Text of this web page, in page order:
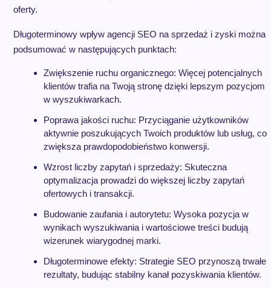
oferty.
Długoterminowy wpływ agencji SEO na sprzedaż i zyski można
podsumować w następujących punktach:
Zwiększenie ruchu organicznego: Więcej potencjalnych
klientów trafia na Twoją stronę dzięki lepszym pozycjom
w wyszukiwarkach.
Poprawa jakości ruchu: Przyciąganie użytkowników
aktywnie poszukujących Twoich produktów lub usług, co
zwiększa prawdopodobieństwo konwersji.
Wzrost liczby zapytań i sprzedaży: Skuteczna
optymalizacja prowadzi do większej liczby zapytań
ofertowych i transakcji.
Budowanie zaufania i autorytetu: Wysoka pozycja w
wynikach wyszukiwania i wartościowe treści budują
wizerunek wiarygodnej marki.
Długoterminowe efekty: Strategie SEO przynoszą trwałe
rezultaty, budując stabilny kanał pozyskiwania klientów.